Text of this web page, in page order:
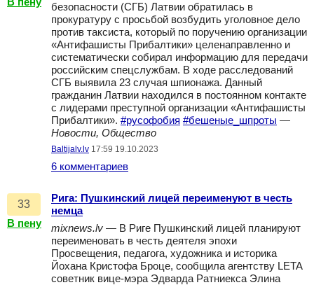
безопасности (СГБ) Латвии обратилась в
прокуратуру с просьбой возбудить уголовное дело
против таксиста, который по поручению организации
«Антифашисты Прибалтики» целенаправленно и
систематически собирал информацию для передачи
российским спецслужбам. В ходе расследований
СГБ выявила 23 случая шпионажа. Данный
гражданин Латвии находился в постоянном контакте
с лидерами преступной организации «Антифашисты
Прибалтики». #русофобия #бешеные_шпроты —
Новости, Общество
Baltijalv.lv 17:59 19.10.2023
6 комментариев
33
В пену
Рига: Пушкинский лицей переименуют в честь
немца
mixnews.lv — В Риге Пушкинский лицей планируют
переименовать в честь деятеля эпохи
Просвещения, педагога, художника и историка
Йохана Кристофа Броце, сообщила агентству LETA
советник вице-мэра Эдварда Ратниекса Элина